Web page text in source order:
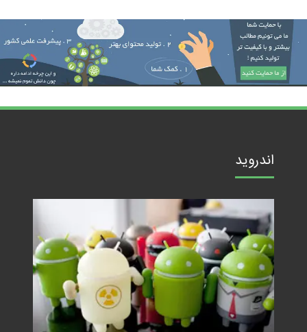
اندروید